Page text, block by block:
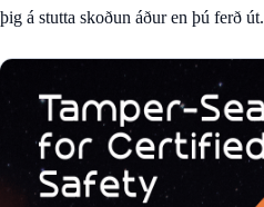
þig á stutta skoðun áður en þú ferð út.